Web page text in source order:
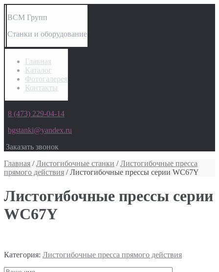
ВСМ Групп
Станки и оборудование
Главная
Каталог
Фотогалерея
Контакты
8 (473) 229-04-14
bgstanki@yandex.ru
Заказать звонок
Главная /Листогибочные станки /Листогибочные пресса
прямого действия / Листогибочные прессы серии WC67Y
Листогибочные прессы серии
WC67Y
Категория: Листогибочные пресса прямого действия